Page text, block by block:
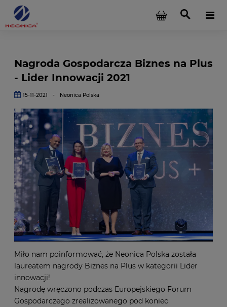
Nagroda Gospodarcza Biznes na Plus
- Lider Innowacji 2021
15-11-2021 - Neonica Polska
Miło nam poinformować, że Neonica Polska została
laureatem nagrody Biznes na Plus w kategorii Lider
innowacji!
Nagrodę wręczono podczas Europejskiego Forum
Gospodarczego zrealizowanego pod koniec